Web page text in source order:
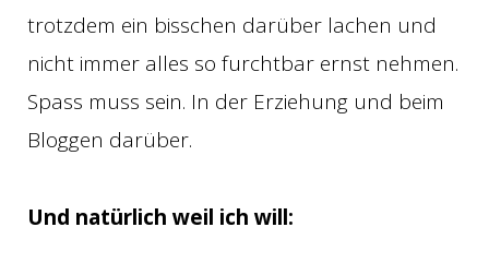
trotzdem ein bisschen darüber lachen und
nicht immer alles so furchtbar ernst nehmen.
Spass muss sein. In der Erziehung und beim
Bloggen darüber.
Und natürlich weil ich will: